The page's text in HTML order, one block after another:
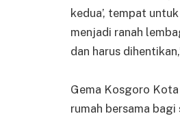
kedua’, tempat
menjadi ranah
dan harus
‎Gema Kosgoro
rumah bersama